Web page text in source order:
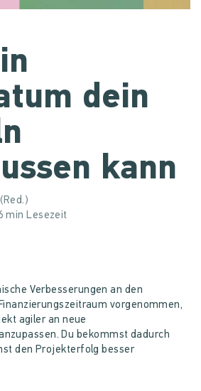
dein
kann
min Lesezeit
Verbesserungen an den
vorgenommen,
agiler an neue
Du bekommst dadurch
den Projekterfolg besser